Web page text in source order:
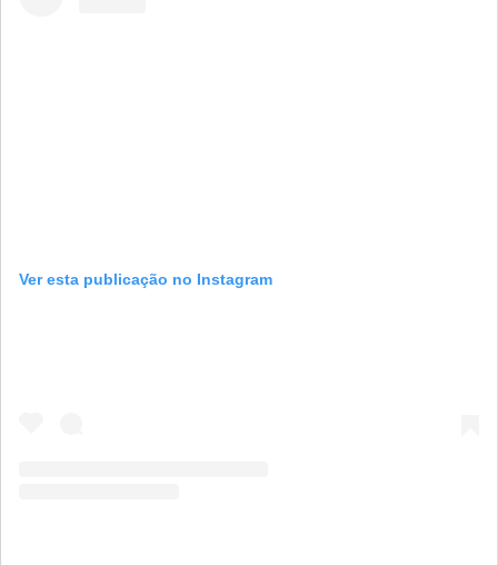
Ver esta publicação no Instagram